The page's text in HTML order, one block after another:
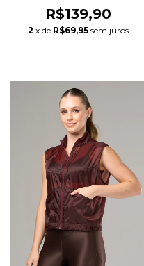
R$139,90
2 x de R$69,95 sem juros